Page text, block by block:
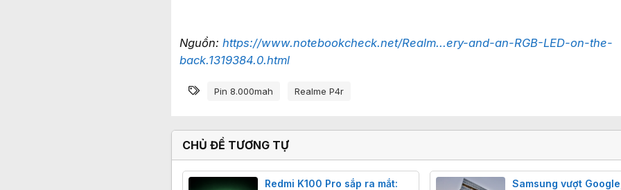
Nguồn: https://www.notebookcheck.net/Realm...ery-and-an-RGB-LED-on-the-
back.1319384.0.html
Từ khóa
Pin 8.000mah Realme P4r
CHỦ ĐỀ TƯƠNG TỰ
Redmi K100 Pro sắp ra mắt:
Samsung vượt